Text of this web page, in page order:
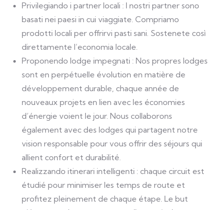
Privilegiando i partner locali : I nostri partner sono
basati nei paesi in cui viaggiate. Compriamo
prodotti locali per offrirvi pasti sani. Sostenete così
direttamente l’economia locale.
Proponendo lodge impegnati : Nos propres lodges
sont en perpétuelle évolution en matière de
développement durable, chaque année de
nouveaux projets en lien avec les économies
d’énergie voient le jour. Nous collaborons
également avec des lodges qui partagent notre
vision responsable pour vous offrir des séjours qui
allient confort et durabilité.
Realizzando itinerari intelligenti : chaque circuit est
étudié pour minimiser les temps de route et
profitez pleinement de chaque étape. Le but